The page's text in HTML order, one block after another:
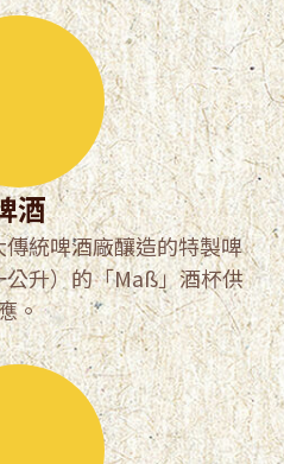
酒
統啤酒廠釀造的特製啤
升）的「Maß」酒杯供
。